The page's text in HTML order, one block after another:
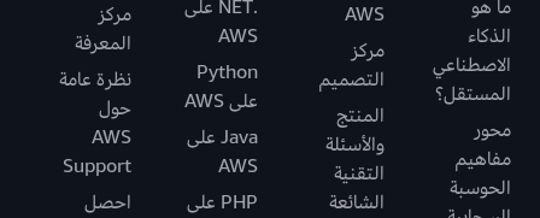
ما هو
الذكاء
الاصطناعي
المستقل؟
محور
مفاهيم
الحوسبة
AWS
مركز
التصميم
المنتج
والأسئلة
التقنية
الشائعة
.NET على
AWS
Python
على AWS
Java على
AWS
PHP على
مركز
المعرفة
نظرة عامة
حول
AWS
Support
احصل